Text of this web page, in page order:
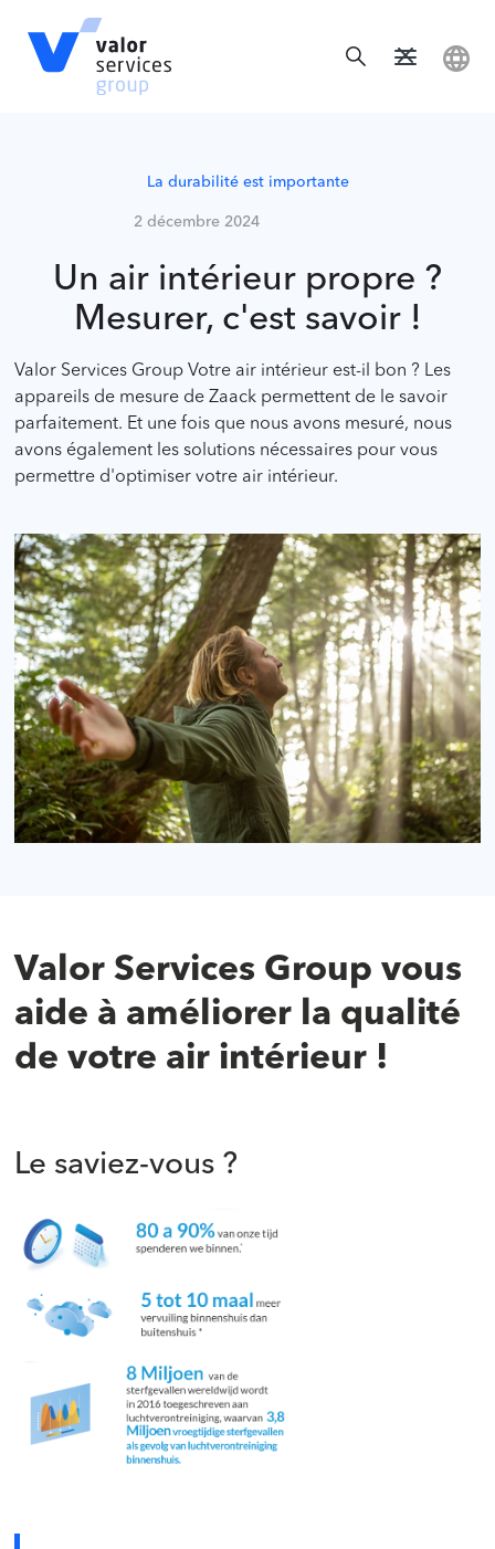
La durabilité est importante
2 décembre 2024
Un air intérieur propre ?
Mesurer, c'est savoir !
Valor Services Group Votre air intérieur est-il bon ? Les
appareils de mesure de Zaack permettent de le savoir
parfaitement. Et une fois que nous avons mesuré, nous
avons également les solutions nécessaires pour vous
permettre d'optimiser votre air intérieur.
Valor Services Group vous
aide à améliorer la qualité
de votre air intérieur !
Le saviez-vous ?